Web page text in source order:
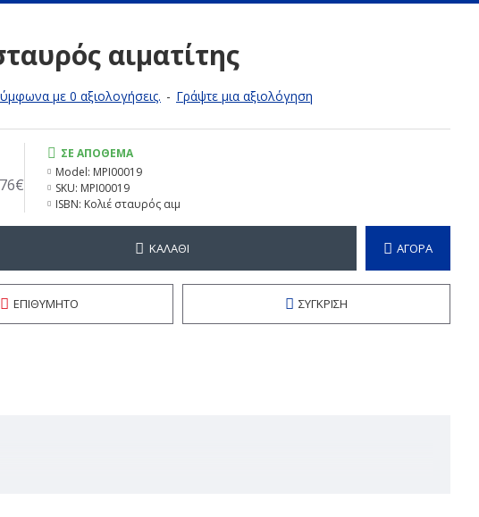
αιματίτης
με 0 αξιολογήσεις. - Γράψτε μια αξιολόγηση
ΣΕ ΑΠΌΘΕΜΑ
Model: MPI00019
SKU: MPI00019
ISBN: Κολιέ σταυρός αιμ
ΚΑΛΆΘΙ ΑΓΟΡΑ
ΕΠΙΘΥΜΗΤΌ ΣΎΓΚΡΙΣΗ